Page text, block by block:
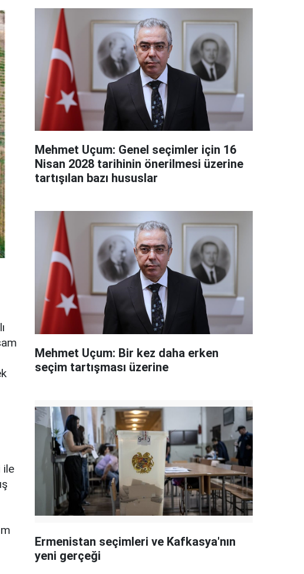
ile
Mehmet Uçum: Genel seçimler için 16
Nisan 2028 tarihinin önerilmesi üzerine
tartışılan bazı hususlar
Mehmet Uçum: Bir kez daha erken
seçim tartışması üzerine
Ermenistan seçimleri ve Kafkasya'nın
yeni gerçeği